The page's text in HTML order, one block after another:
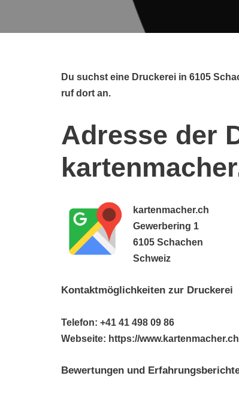
Du suchst eine Druckerei in 6105
ruf dort an.
Adresse der
kartenmacher.ch
Gewerbering 1
6105 Schachen
Schweiz
Kontaktmöglichkeiten zur Druckerei
Telefon: +41 41 498 09 86
Webseite: https://
Bewertungen und